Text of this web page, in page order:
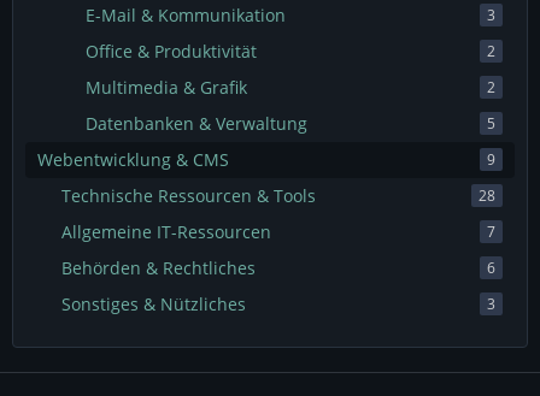
E-Mail & Kommunikation 3
Office & Produktivität 2
Multimedia & Grafik 2
Datenbanken & Verwaltung 5
Webentwicklung & CMS 9
Technische Ressourcen & Tools 28
Allgemeine IT-Ressourcen 7
Behörden & Rechtliches 6
Sonstiges & Nützliches 3